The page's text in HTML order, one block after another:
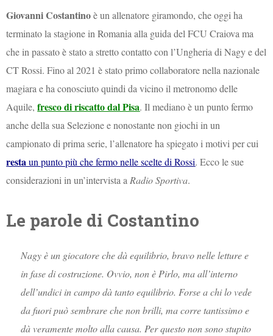
Giovanni Costantinoè un allenatore giramondo, che oggi ha
terminato la stagione in Romania alla guida del FCU Craiova ma
che in passato è stato a stretto contatto con l’Ungheria di Nagy e del
CT Rossi. Fino al 2021 è stato primo collaboratore nella nazionale
magiara e ha conosciuto quindi da vicino il metronomo delle
Aquile,fresco di riscatto dal Pisa. Il mediano è un punto fermo
anche della sua Selezione e nonostante non giochi in un
campionato di prima serie, l’allenatore ha spiegato i motivi per cui
restaun punto più che fermo nelle scelte di Rossi. Ecco le sue
considerazioni in un’intervista a Radio Sportiva.
Le parole di Costantino
Nagy è un giocatore che dà equilibrio, bravo nelle letture e
in fase di costruzione. Ovvio, non è Pirlo, ma all’interno
dell’undici in campo dà tanto equilibrio. Forse a chi lo vede
da fuori può sembrare che non brilli, ma corre tantissimo e
dà veramente molto alla causa. Per questo non sono stupito